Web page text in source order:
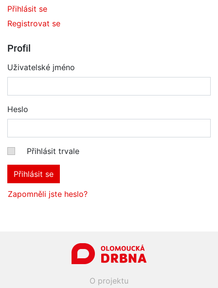
Přihlásit se
Registrovat se
Profil
Uživatelské jméno
Heslo
Přihlásit trvale
Přihlásit se
Zapomněli jste heslo?
O projektu